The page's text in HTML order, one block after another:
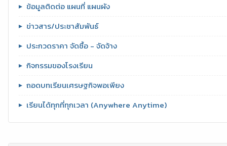
ข้อมูลติดต่อ แผนที่ แผนผัง
ข่าวสาร/ประชาสัมพันธ์
ประกวดราคา จัดซื้อ - จัดจ้าง
กิจกรรมของโรงเรียน
ถอดบทเรียนเศรษฐกิจพอเพียง
เรียนได้ทุกที่ทุกเวลา (Anywhere Anytime)